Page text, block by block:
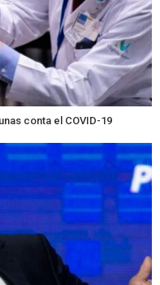
conta el COVID-19